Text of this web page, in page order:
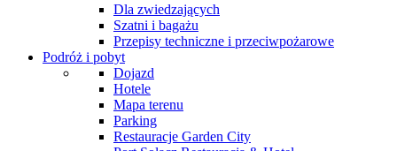
Dla zwiedzających
Szatni i bagażu
Przepisy techniczne i przeciwpożarowe
Podróż i pobyt
Dojazd
Hotele
Mapa terenu
Parking
Restauracje Garden City